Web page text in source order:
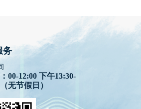
务
：00-12:00 下午13:30-
无节假日）